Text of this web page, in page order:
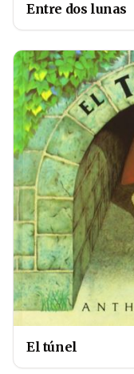
Entre dos lunas
El túnel